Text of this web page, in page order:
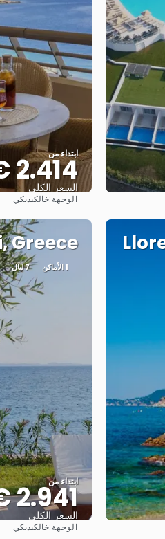
ابتداء من
2.414 €
السعر الكلي
الوجهة:خالكيديكي
Greece
1 الأماكن 7 ليال
ابتداء من
2.941 €
السعر الكلي
الوجهة:خالكيديكي